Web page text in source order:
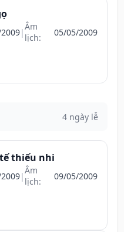
|Âm
lịch:
05/05/2009
4 ngày lễ
thiếu nhi
|Âm
lịch:
09/05/2009